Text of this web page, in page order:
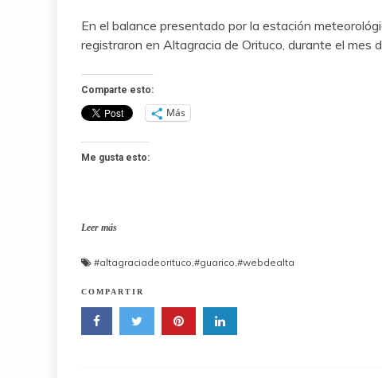
En el balance presentado por la estación
registraron en Altagracia de Orituco, durante el mes
Comparte esto:
Más
Me gusta esto:
Leer más
#altagraciadeorituco #guarico #webdealta
COMPARTIR